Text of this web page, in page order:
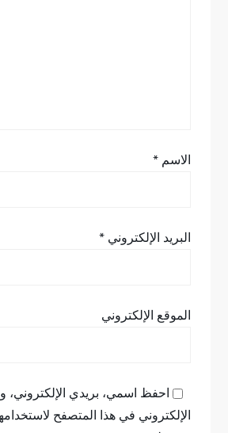
الاسم*
البريد الإلكتروني*
الموقع الإلكتروني
احفظ اسمي، بريدي الإلكتروني،
الإلكتروني في هذا المتصفح